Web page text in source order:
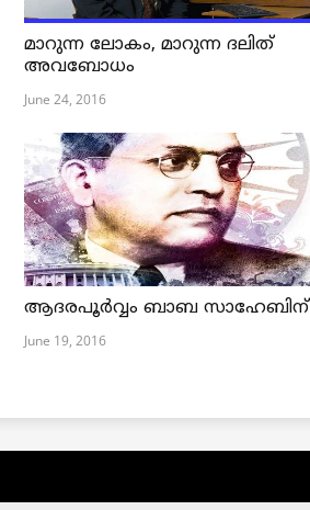
മാറുന്ന ലോകം, മാറുന്ന ദലിത്
അവബോധം
June 24, 2016
ആദരപൂര്‍വ്വം ബാബ സാഹേബിന്
June 19, 2016